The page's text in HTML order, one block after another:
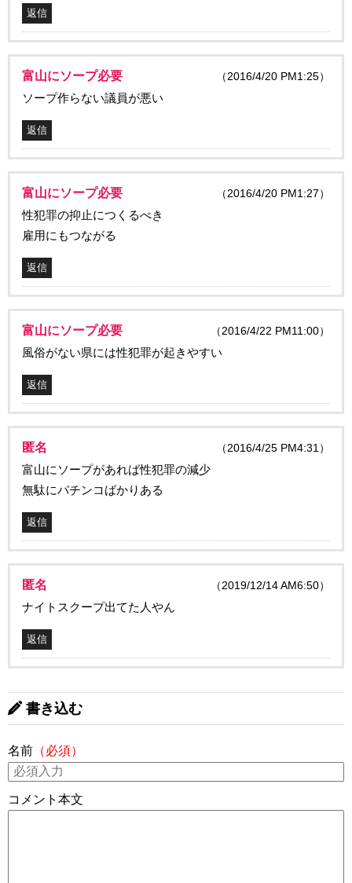
返信
富山にソープ必要 （2016/4/20 PM1:25）
ソープ作らない議員が悪い
返信
富山にソープ必要 （2016/4/20 PM1:27）
性犯罪の抑止につくるべき
雇用にもつながる
返信
富山にソープ必要 （2016/4/22 PM11:00）
風俗がない県には性犯罪が起きやすい
返信
匿名 （2016/4/25 PM4:31）
富山にソープがあれば性犯罪の減少
無駄にパチンコばかりある
返信
匿名 （2019/12/14 AM6:50）
ナイトスクープ出てた人やん
返信
書き込む
名前 （必須）
コメント本文